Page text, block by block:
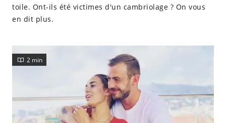
toile. Ont-ils été victimes d'un cambriolage ? On vous
en dit plus.
2 min